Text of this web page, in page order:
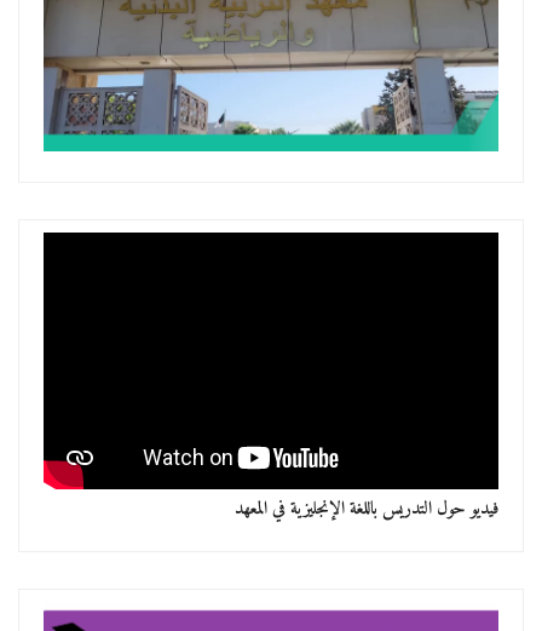
فيديو حول التدريس باللغة الإنجليزية في المعهد